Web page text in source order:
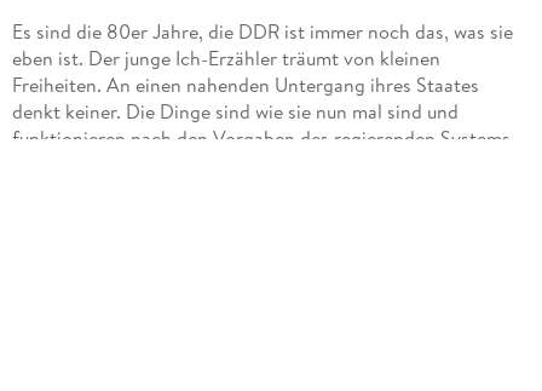
Es sind die 80er Jahre, die DDR ist immer noch das, was sie
eben ist. Der junge Ich-Erzähler träumt von kleinen
Freiheiten. An einen nahenden Untergang ihres Staates
denkt keiner. Die Dinge sind wie sie nun mal sind und
funktionieren nach den Vorgaben des regierenden Systems.